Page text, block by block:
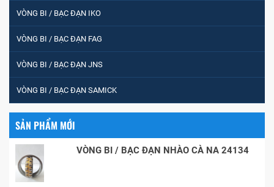
VÒNG BI / BẠC ĐẠN IKO
VÒNG BI / BẠC ĐẠN FAG
VÒNG BI / BẠC ĐẠN JNS
VÒNG BI / BẠC ĐẠN SAMICK
SẢN PHẨM MỚI
VÒNG BI / BẠC ĐẠN NHÀO CÀ NA 24134